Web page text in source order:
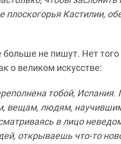
плоскогорья Кастилии,
больше не пишут. Нет
о великом искусстве:
тобой,
вещам, людям,
в лицо
открываешь что-то